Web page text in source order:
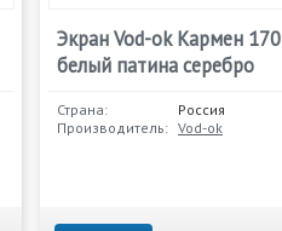
Экран Vod-ok Кармен 170
белый патина серебро
Страна:
Россия
Производитель: Vod-ok